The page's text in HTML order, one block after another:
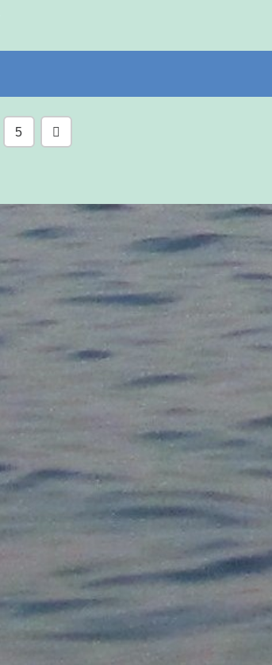
5 次